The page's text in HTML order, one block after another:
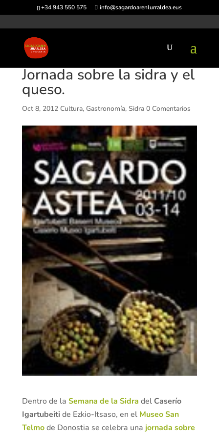
+34 943 550 575 info@sagardoarenlurraldea.eus
Jornada sobre la sidra y el
queso.
Oct 8, 2012 Cultura, Gastronomía, Sidra 0 Comentarios
Dentro de la Semana de la Sidra del Caserío
Igartubeitide Ezkio-Itsaso, en el Museo San
Telmode Donostia se celebra una jornada sobre